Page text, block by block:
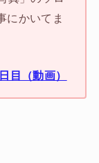
にかいてま
目（動画）